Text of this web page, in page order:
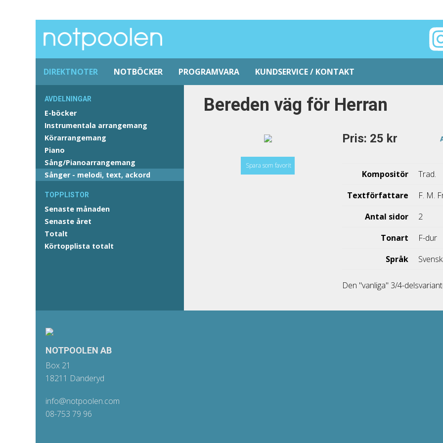
DIREKTNOTER NOTBÖCKER PROGRAMVARA KUNDSERVICE / KONTAKT
AVDELNINGAR
E-böcker
Instrumentala arrangemang
Körarrangemang
Piano
Sång/Pianoarrangemang
Sånger - melodi, text, ackord
TOPPLISTOR
Senaste månaden
Senaste året
Totalt
Körtopplista totalt
Bereden väg för Herran
Spara som favorit
Pris: 25 kr
Kompositör
Trad.
Textförfattare
F. M.
Antal sidor
2
Tonart
F-dur
Språk
Den "vanliga" 3/4-
NOTPOOLEN AB
Box 21
18211 Danderyd
info@notpoolen.com
08-753 79 96